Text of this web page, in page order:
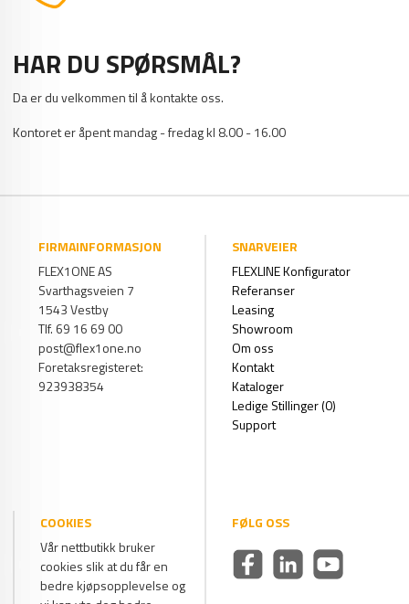
HAR DU SPØRSMÅL?
Da er du velkommen til å kontakte oss.
Kontoret er åpent mandag - fredag kl 8.00 - 16.00
FIRMAINFORMASJON
FLEX1ONE AS
Svarthagsveien 7
1543 Vestby
Tlf. 69 16 69 00
post@flex1one.no
Foretaksregisteret:
923938354
SNARVEIER
FLEXLINE Konfigurator
Referanser
Leasing
Showroom
Om oss
Kontakt
Kataloger
Ledige Stillinger (0)
Support
COOKIES
Vår nettbutikk bruker
cookies slik at du får en
bedre kjøpsopplevelse og
FØLG OSS